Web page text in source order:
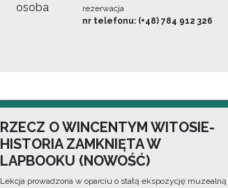
osoba
rezerwacja
nr telefonu: (+48) 784 912 326
RZECZ O WINCENTYM WITOSIE-
HISTORIA ZAMKNIĘTA W
LAPBOOKU (NOWOŚĆ)
Lekcja prowadzona w oparciu o stałą ekspozycję muzealną